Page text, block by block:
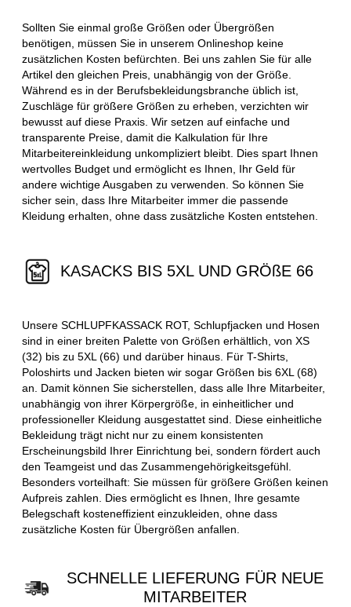
Sollten Sie einmal große Größen oder Übergrößen
benötigen, müssen Sie in unserem Onlineshop keine
zusätzlichen Kosten befürchten. Bei uns zahlen Sie für alle
Artikel den gleichen Preis, unabhängig von der Größe.
Während es in der Berufsbekleidungsbranche üblich ist,
Zuschläge für größere Größen zu erheben, verzichten wir
bewusst auf diese Praxis. Wir setzen auf einfache und
transparente Preise, damit die Kalkulation für Ihre
Mitarbeitereinkleidung unkompliziert bleibt. Dies spart Ihnen
wertvolles Budget und ermöglicht es Ihnen, Ihr Geld für
andere wichtige Ausgaben zu verwenden. So können Sie
sicher sein, dass Ihre Mitarbeiter immer die passende
Kleidung erhalten, ohne dass zusätzliche Kosten entstehen.
KASACKS BIS 5XL UND GRÖßE 66
Unsere SCHLUPFKASSACK ROT, Schlupfjacken und Hosen
sind in einer breiten Palette von Größen erhältlich, von XS
(32) bis zu 5XL (66) und darüber hinaus. Für T-Shirts,
Poloshirts und Jacken bieten wir sogar Größen bis 6XL (68)
an. Damit können Sie sicherstellen, dass alle Ihre Mitarbeiter,
unabhängig von ihrer Körpergröße, in einheitlicher und
professioneller Kleidung ausgestattet sind. Diese einheitliche
Bekleidung trägt nicht nur zu einem konsistenten
Erscheinungsbild Ihrer Einrichtung bei, sondern fördert auch
den Teamgeist und das Zusammengehörigkeitsgefühl.
Besonders vorteilhaft: Sie müssen für größere Größen keinen
Aufpreis zahlen. Dies ermöglicht es Ihnen, Ihre gesamte
Belegschaft kosteneffizient einzukleiden, ohne dass
zusätzliche Kosten für Übergrößen anfallen.
SCHNELLE LIEFERUNG FÜR NEUE
MITARBEITER